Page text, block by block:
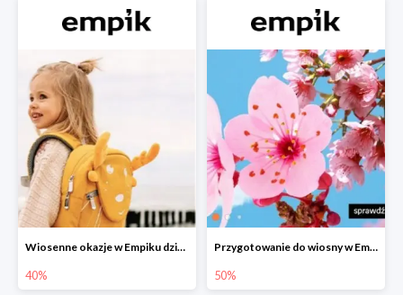
Wiosenne okazje w Empiku dziecko w podróży do -40%
40%
Przygotowanie do wiosny w Empiku - setki produktów do -50%
50%